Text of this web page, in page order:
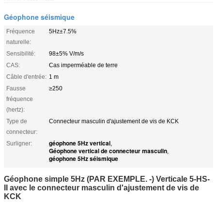
Géophone séismique
Fréquence
naturelle:
5Hz±7.5%
Sensibilité:
98±5% V/m/s
CAS:
Cas imperméable de terre
Câble d'entrée: 1 m
Fausse
fréquence
(hertz):
≥250
Type de
connecteur:
Connecteur masculin d'ajustement de vis de KCK
Surligner: géophone 5Hz vertical,
Géophone vertical de connecteur masculin,
géophone 5Hz séismique
Géophone simple 5Hz (PAR EXEMPLE. -) Verticale 5-HS-
II avec le connecteur masculin d'ajustement de vis de
KCK